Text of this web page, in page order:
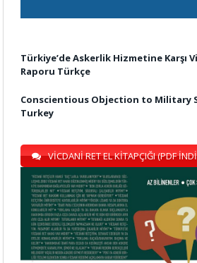
Türkiye’de Askerlik Hizmetine Karşı
Raporu Türkçe
Conscientious Objection to Military
Turkey
VİCDANİ RET EL KİTAPÇIĞI (PDF